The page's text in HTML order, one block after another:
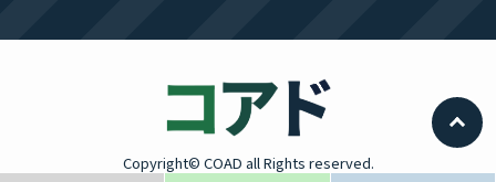
Copyright© COAD all Rights reserved.